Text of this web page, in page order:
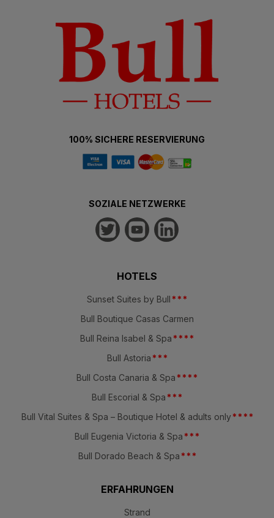
100% SICHERE RESERVIERUNG
SOZIALE NETZWERKE
HOTELS
Sunset Suites by Bull * * *
Bull Boutique Casas Carmen
Bull Reina Isabel & Spa * * * *
Bull Astoria * * *
Bull Costa Canaria & Spa * * * *
Bull Escorial & Spa * * *
Bull Vital Suites & Spa – Boutique Hotel & adults only * * * *
Bull Eugenia Victoria & Spa * * *
Bull Dorado Beach & Spa * * *
ERFAHRUNGEN
Strand